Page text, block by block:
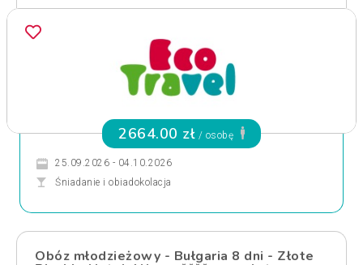
2664.00 zł / osobę
25.09.2026 - 04.10.2026
Śniadanie i obiadokolacja
Obóz młodzieżowy - Bułgaria 8 dni - Złote